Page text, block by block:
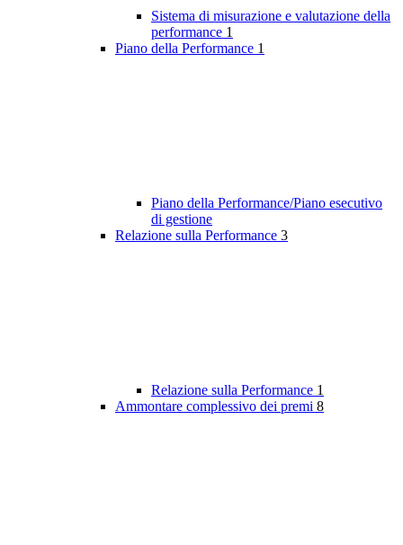
Sistema di misurazione e valutazione della
performance 1
Piano della Performance 1
Piano della Performance/Piano esecutivo
di gestione
Relazione sulla Performance 3
Relazione sulla Performance 1
Ammontare complessivo dei premi 8